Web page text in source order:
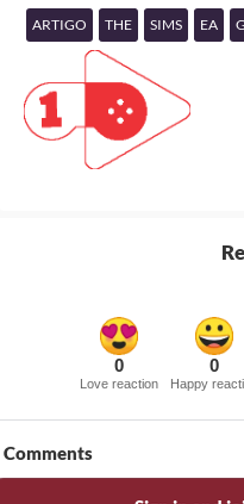
ARTIGO THE SIMS EA
0
Love reaction
0
Happy
Comments